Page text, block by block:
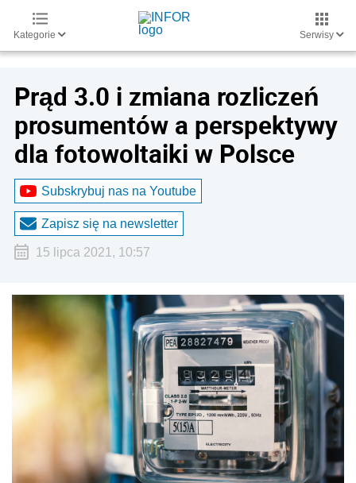
Kategorie Serwisy
Prąd 3.0 i zmiana rozliczeń
prosumentów a perspektywy
dla fotowoltaiki w Polsce
Subskrybuj nas na Youtube
Zapisz się na newsletter
15 lipca 2021, 10:57